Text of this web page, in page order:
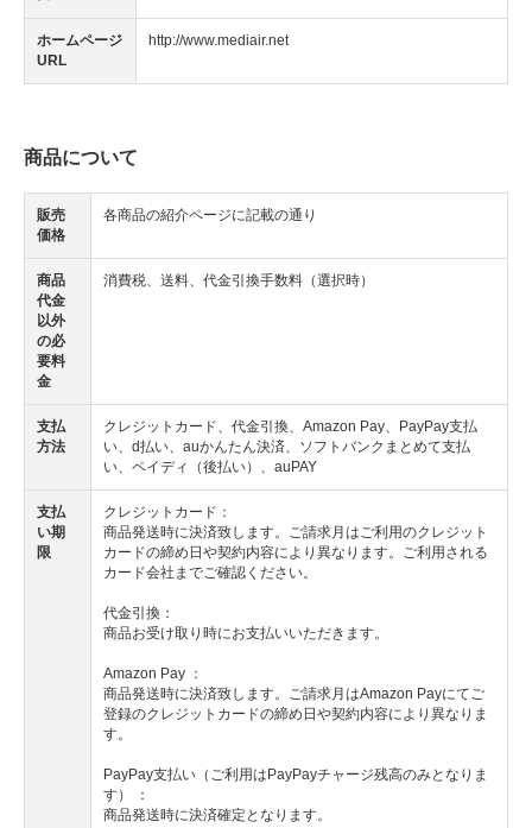
ホームページ
URL
http://www.mediair.net
商品について
販売
価格
各商品の紹介ページに記載の通り
商品
代金
以外
の必
要料
金
消費税、送料、代金引換手数料（選択時）
支払
方法
クレジットカード、代金引換、Amazon Pay、PayPay支払
い、d払い、auかんたん決済、ソフトバンクまとめて支払
い、ペイディ（後払い）、auPAY
支払
い期
限
クレジットカード：
商品発送時に決済致します。ご請求月はご利用のクレジット
カードの締め日や契約内容により異なります。ご利用される
カード会社までご確認ください。
代金引換：
商品お受け取り時にお支払いいただきます。
Amazon Pay ：
商品発送時に決済致します。ご請求月はAmazon Payにてご
登録のクレジットカードの締め日や契約内容により異なりま
す。
PayPay支払い（ご利用はPayPayチャージ残高のみとなりま
す） ：
商品発送時に決済確定となります。